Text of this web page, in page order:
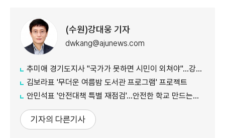
(수원)강대웅 기자
dwkang@ajunews.com
추미애 경기도지사 "국가가 못하면 시민이 외쳐야"...강일출 할머니 흉상 앞 '연대' 강조
김보라표 '무더운 여름밤 도서관 프로그램' 프로젝트
안민석표 '안전대책 특별 재점검'...안전한 학교 만드는데 만전
기자의 다른기사